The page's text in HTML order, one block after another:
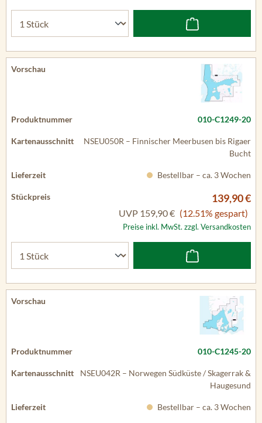
010-C1249-20
NSEU050R – Finnischer Meerbusen bis Rigaer
Bucht
Bestellbar – ca. 3 Wochen
139,90 €
UVP 159,90 € (12.51% gespart)
Preise inkl. MwSt. zzgl. Versandkosten
010-C1245-20
NSEU042R – Norwegen Südküste / Skagerrak &
Haugesund
Bestellbar – ca. 3 Wochen